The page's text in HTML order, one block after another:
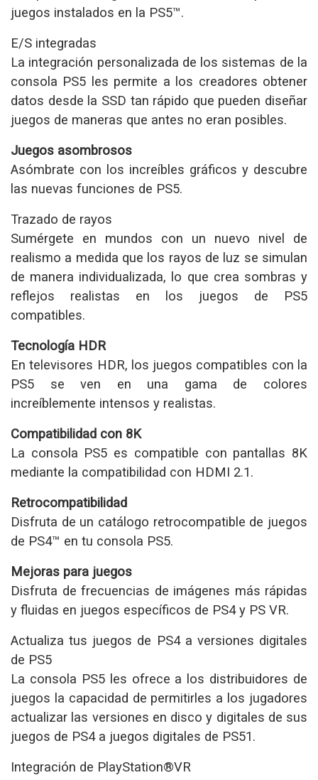
juegos instalados en la PS5™.
E/S integradas
La integración personalizada de los sistemas de la
consola PS5 les permite a los creadores obtener
datos desde la SSD tan rápido que pueden diseñar
juegos de maneras que antes no eran posibles.
Juegos asombrosos
Asómbrate con los increíbles gráficos y descubre
las nuevas funciones de PS5.
Trazado de rayos
Sumérgete en mundos con un nuevo nivel de
realismo a medida que los rayos de luz se simulan
de manera individualizada, lo que crea sombras y
reflejos realistas en los juegos de PS5
compatibles.
Tecnología HDR
En televisores HDR, los juegos compatibles con la
PS5 se ven en una gama de colores
increíblemente intensos y realistas.
Compatibilidad con 8K
La consola PS5 es compatible con pantallas 8K
mediante la compatibilidad con HDMI 2.1.
Retrocompatibilidad
Disfruta de un catálogo retrocompatible de juegos
de PS4™ en tu consola PS5.
Mejoras para juegos
Disfruta de frecuencias de imágenes más rápidas
y fluidas en juegos específicos de PS4 y PS VR.
Actualiza tus juegos de PS4 a versiones digitales
de PS5
La consola PS5 les ofrece a los distribuidores de
juegos la capacidad de permitirles a los jugadores
actualizar las versiones en disco y digitales de sus
juegos de PS4 a juegos digitales de PS51.
Integración de PlayStation®VR